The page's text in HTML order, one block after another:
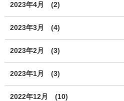
2023年4月 (2)
2023年3月 (4)
2023年2月 (3)
2023年1月 (3)
2022年12月 (10)